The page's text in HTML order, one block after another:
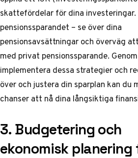
skattefördelar för dina
pensionssparandet – se över dina
pensionsavsättningar och överväg
med privat pensionssparande.
implementera dessa strategier och
över och justera din sparplan kan du
chanser att nå dina långsiktiga
3. Budgetering och
ekonomisk planering